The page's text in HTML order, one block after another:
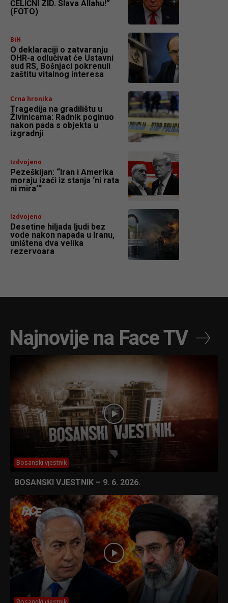
ČELIČNI ZID. Slava Allahu!”
(FOTO)
BiH
O deklaraciji o zatvaranju
OHR-a odlučivat će Ustavni
sud RS, Bošnjaci pokrenuli
zaštitu vitalnog interesa
Crna hronika
Tragedija na gradilištu u
Živinicama: Radnik poginuo
nakon pada s objekta u
izgradnji
Izdvojeno
Pezeškijan: “Iran i Amerika
moraju izaći iz stanja ‘ni rata
ni mira'“
Izdvojeno
Desetine hiljada ljudi bez
vode nakon napada u Iranu,
uništena dva velika
rezervoara
Najnovije na Face TV
Bosanski vjestnik
BOSANSKI VJESTNIK – 9. 6. 2026.